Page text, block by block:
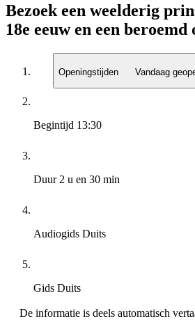
Bezoek een weelderig
18e eeuw en een beroemd
Openingstijden Vandaag
Begintijd 13:30
Duur2 u en 30 min
Audiogids Duits
Gids Duits
De informatie is deels automatisch